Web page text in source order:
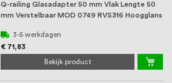
Q-railing Glasadapter 50 mm Vlak Lengte 50
mm Verstelbaar MOD 0749 RVS316 Hoogglans
3-5 werkdagen
€ 71,83
Bekijk product